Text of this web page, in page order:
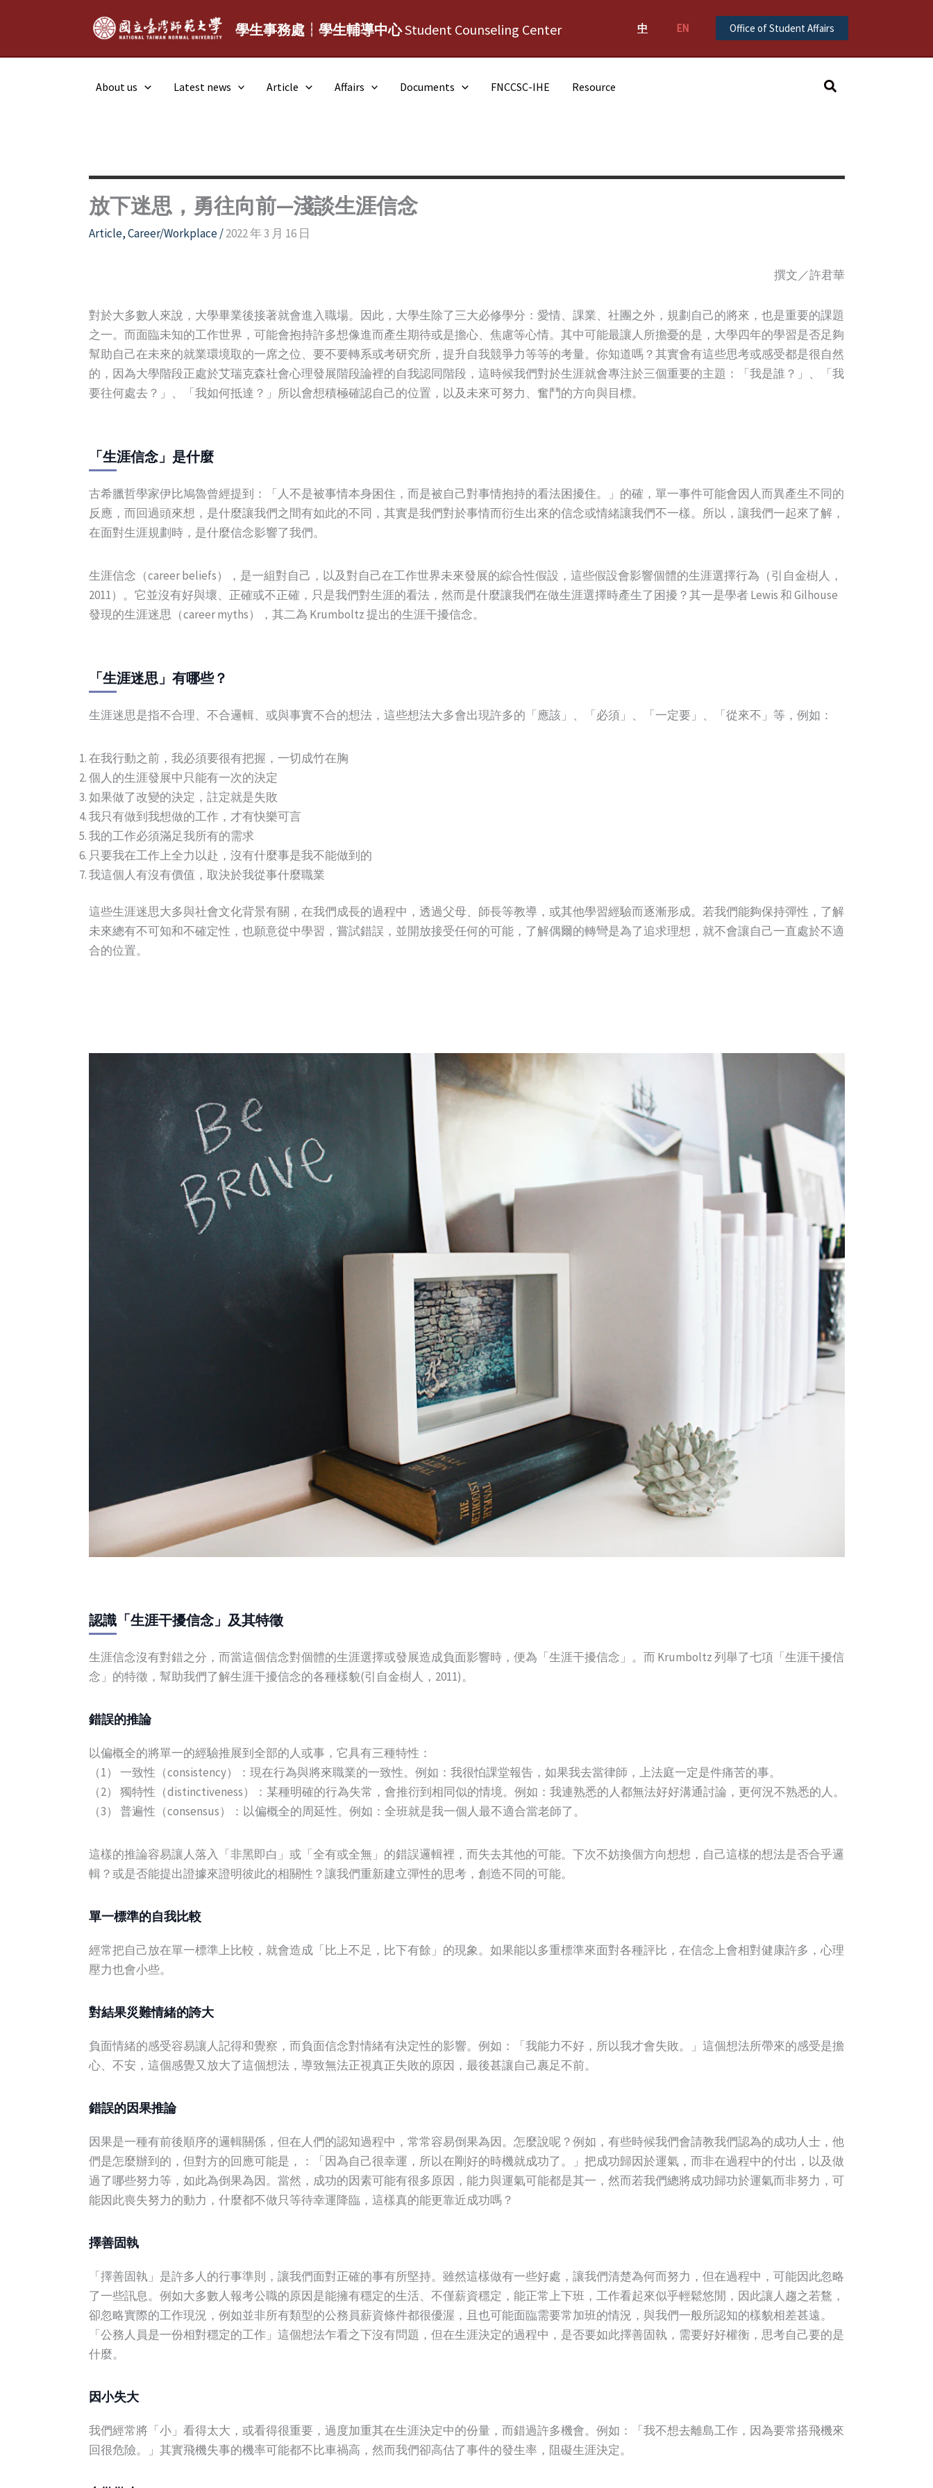
學生事務處┆學生輔導中心Student Counseling Center 中 EN Office of Student Affairs
About us Latest news Article Affairs Documents FNCCSC-IHE Resource Search
放下迷思，勇往向前—淺談生涯信念
Article,Career/Workplace/2022 年 3 月 16 日
撰文／許君華
對於大多數人來說，大學畢業後接著就會進入職場。因此，大學生除了三大必修學分：愛情、課業、社團之外，規劃自己的將來，也是重要的課題
之一。而面臨未知的工作世界，可能會抱持許多想像進而產生期待或是擔心、焦慮等心情。其中可能最讓人所擔憂的是，大學四年的學習是否足夠
幫助自己在未來的就業環境取的一席之位、要不要轉系或考研究所，提升自我競爭力等等的考量。你知道嗎？其實會有這些思考或感受都是很自然
的，因為大學階段正處於艾瑞克森社會心理發展階段論裡的自我認同階段，這時候我們對於生涯就會專注於三個重要的主題：「我是誰？」、「我
要往何處去？」、「我如何抵達？」所以會想積極確認自己的位置，以及未來可努力、奮鬥的方向與目標。
「生涯信念」是什麼
古希臘哲學家伊比鳩魯曾經提到：「人不是被事情本身困住，而是被自己對事情抱持的看法困擾住。」的確，單一事件可能會因人而異產生不同的
反應，而回過頭來想，是什麼讓我們之間有如此的不同，其實是我們對於事情而衍生出來的信念或情緒讓我們不一樣。所以，讓我們一起來了解，
在面對生涯規劃時，是什麼信念影響了我們。
生涯信念（career beliefs），是一組對自己，以及對自己在工作世界未來發展的綜合性假設，這些假設會影響個體的生涯選擇行為（引自金樹人，
2011）。它並沒有好與壞、正確或不正確，只是我們對生涯的看法，然而是什麼讓我們在做生涯選擇時產生了困擾？其一是學者 Lewis 和 Gilhouse
發現的生涯迷思（career myths），其二為 Krumboltz 提出的生涯干擾信念。
「生涯迷思」有哪些？
生涯迷思是指不合理、不合邏輯、或與事實不合的想法，這些想法大多會出現許多的「應該」、「必須」、「一定要」、「從來不」等，例如：
在我行動之前，我必須要很有把握，一切成竹在胸
個人的生涯發展中只能有一次的決定
如果做了改變的決定，註定就是失敗
我只有做到我想做的工作，才有快樂可言
我的工作必須滿足我所有的需求
只要我在工作上全力以赴，沒有什麼事是我不能做到的
我這個人有沒有價值，取決於我從事什麼職業
這些生涯迷思大多與社會文化背景有關，在我們成長的過程中，透過父母、師長等教導，或其他學習經驗而逐漸形成。若我們能夠保持彈性，了解
未來總有不可知和不確定性，也願意從中學習，嘗試錯誤，並開放接受任何的可能，了解偶爾的轉彎是為了追求理想，就不會讓自己一直處於不適
合的位置。
認識「生涯干擾信念」及其特徵
生涯信念沒有對錯之分，而當這個信念對個體的生涯選擇或發展造成負面影響時，便為「生涯干擾信念」。而 Krumboltz 列舉了七項「生涯干擾信
念」的特徵，幫助我們了解生涯干擾信念的各種樣貌(引自金樹人，2011)。
錯誤的推論
以偏概全的將單一的經驗推展到全部的人或事，它具有三種特性：
（1） 一致性（consistency）：現在行為與將來職業的一致性。例如：我很怕課堂報告，如果我去當律師，上法庭一定是件痛苦的事。
（2） 獨特性（distinctiveness）：某種明確的行為失常，會推衍到相同似的情境。例如：我連熟悉的人都無法好好溝通討論，更何況不熟悉的人。
（3） 普遍性（consensus）：以偏概全的周延性。例如：全班就是我一個人最不適合當老師了。
這樣的推論容易讓人落入「非黑即白」或「全有或全無」的錯誤邏輯裡，而失去其他的可能。下次不妨換個方向想想，自己這樣的想法是否合乎邏
輯？或是否能提出證據來證明彼此的相關性？讓我們重新建立彈性的思考，創造不同的可能。
單一標準的自我比較
經常把自己放在單一標準上比較，就會造成「比上不足，比下有餘」的現象。如果能以多重標準來面對各種評比，在信念上會相對健康許多，心理
壓力也會小些。
對結果災難情緒的誇大
負面情緒的感受容易讓人記得和覺察，而負面信念對情緒有決定性的影響。例如：「我能力不好，所以我才會失敗。」這個想法所帶來的感受是擔
心、不安，這個感覺又放大了這個想法，導致無法正視真正失敗的原因，最後甚讓自己裹足不前。
錯誤的因果推論
因果是一種有前後順序的邏輯關係，但在人們的認知過程中，常常容易倒果為因。怎麼說呢？例如，有些時候我們會請教我們認為的成功人士，他
們是怎麼辦到的，但對方的回應可能是，：「因為自己很幸運，所以在剛好的時機就成功了。」把成功歸因於運氣，而非在過程中的付出，以及做
過了哪些努力等，如此為倒果為因。當然，成功的因素可能有很多原因，能力與運氣可能都是其一，然而若我們總將成功歸功於運氣而非努力，可
能因此喪失努力的動力，什麼都不做只等待幸運降臨，這樣真的能更靠近成功嗎？
擇善固執
「擇善固執」是許多人的行事準則，讓我們面對正確的事有所堅持。雖然這樣做有一些好處，讓我們清楚為何而努力，但在過程中，可能因此忽略
了一些訊息。例如大多數人報考公職的原因是能擁有穩定的生活、不僅薪資穩定，能正常上下班，工作看起來似乎輕鬆悠閒，因此讓人趨之若鶩，
卻忽略實際的工作現況，例如並非所有類型的公務員薪資條件都很優渥，且也可能面臨需要常加班的情況，與我們一般所認知的樣貌相差甚遠。
「公務人員是一份相對穩定的工作」這個想法乍看之下沒有問題，但在生涯決定的過程中，是否要如此擇善固執，需要好好權衡，思考自己要的是
什麼。
因小失大
我們經常將「小」看得太大，或看得很重要，過度加重其在生涯決定中的份量，而錯過許多機會。例如：「我不想去離島工作，因為要常搭飛機來
回很危險。」其實飛機失事的機率可能都不比車禍高，然而我們卻高估了事件的發生率，阻礙生涯決定。